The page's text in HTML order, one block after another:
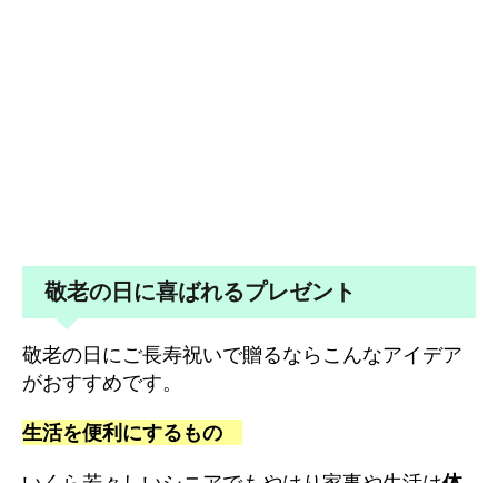
敬老の日に喜ばれるプレゼント
敬老の日にご長寿祝いで贈るならこんなアイデア
がおすすめです。
生活を便利にするもの